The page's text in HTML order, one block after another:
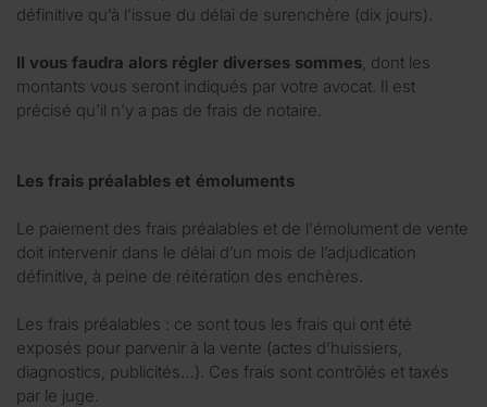
définitive qu’à l’issue du délai de surenchère (dix jours).
Il vous faudra alors régler diverses sommes , dont les
montants vous seront indiqués par votre avocat. Il est
précisé qu’il n’y a pas de frais de notaire.
Les frais préalables et émoluments
Le paiement des frais préalables et de l'émolument de vente
doit intervenir dans le délai d’un mois de l’adjudication
définitive, à peine de réitération des enchères.
Les frais préalables : ce sont tous les frais qui ont été
exposés pour parvenir à la vente (actes d’huissiers,
diagnostics, publicités…). Ces frais sont contrôlés et taxés
par le juge.